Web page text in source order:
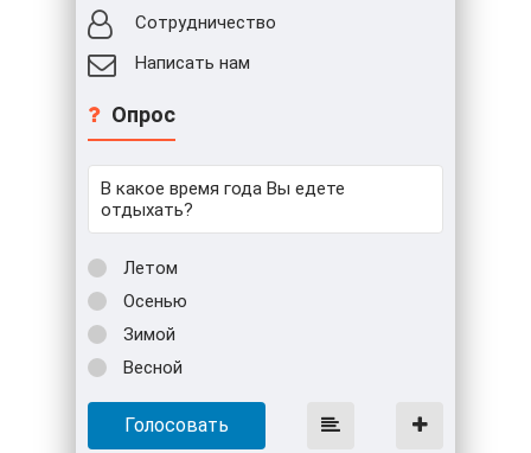
Сотрудничество
Написать нам
Опрос
В какое время года Вы едете
отдыхать?
Летом
Осенью
Зимой
Весной
Голосовать